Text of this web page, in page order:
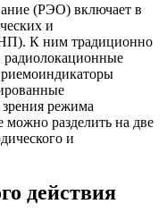
(РЭО) включает в
и
К ним традиционно
радиолокационные
режима
можно разделить на две
и
действия